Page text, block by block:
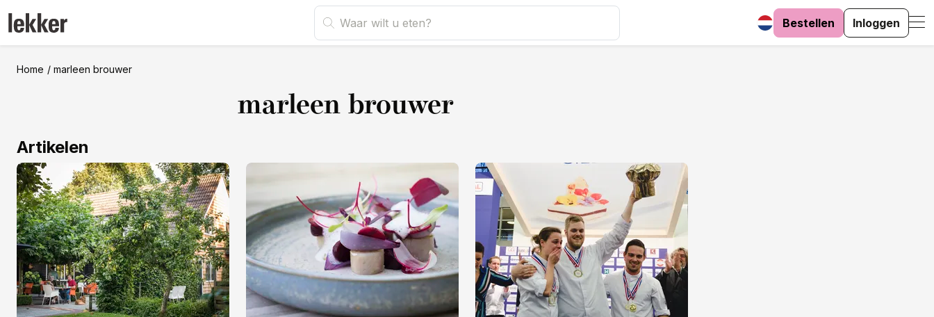
Bestellen Inloggen
Home marleen brouwer
marleen brouwer
Artikelen